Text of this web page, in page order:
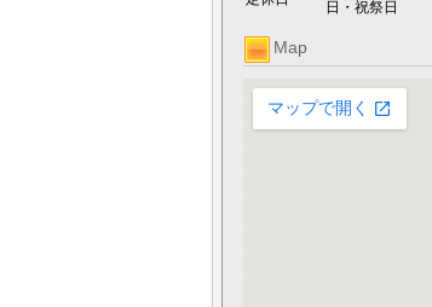
日・祝祭日
Map